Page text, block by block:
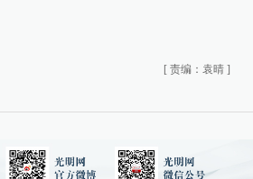
[ 责编：袁晴 ]